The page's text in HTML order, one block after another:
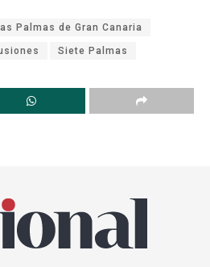
Palmas de Gran Canaria
Siete Palmas